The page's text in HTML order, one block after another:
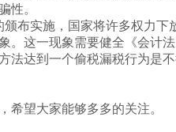
性。
布实施，国家将许多权力
这一现象需要健全《会计
达到一个偷税漏税行为是
希望大家能够多多的关注。